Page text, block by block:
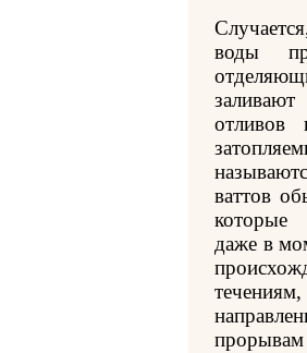
воды
отливов
ваттов
которые
даже в
прорывам